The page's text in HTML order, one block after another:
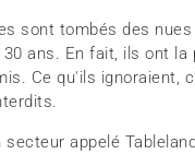
sont tombés des
ans. En fait, ils ont
Ce qu'ils ignoraient,
appelé